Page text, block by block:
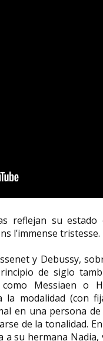
reflejan su
l’immense tristesse.
y Debussy,
de siglo
Messiaen o
la modalidad (con
en una persona
de la tonalidad.
a su hermana